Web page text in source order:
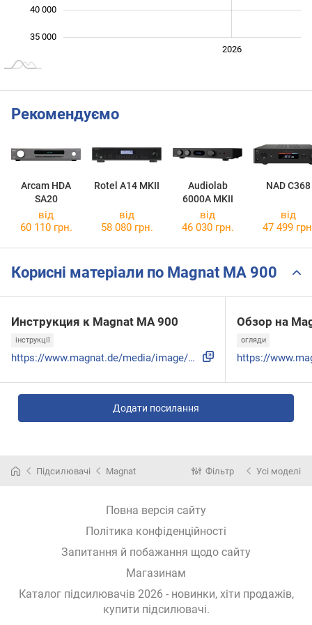
35 000
40 000
2026
Рекомендуємо
Arcam HDA
SA20
Rotel A14 MKII
Audiolab
6000A MKII
NAD C368
від
60 110 грн.
від
58 080 грн.
від
46 030 грн.
від
47 499
Корисні матеріали по Magnat MA 900
Инструкция к Magnat MA 900
інструкції
https://www.magnat.de/media/image/articles/testbericht/MA90...
Обзор на
огляди
Додати посилання
Підсилювачі Magnat Фільтр Усі моделі
Повна версія сайту
Політика конфіденційності
Запитання й побажання щодо сайту
Магазинам
Каталог підсилювачів 2026 - новинки, хіти продажів,
купити підсилювачі.